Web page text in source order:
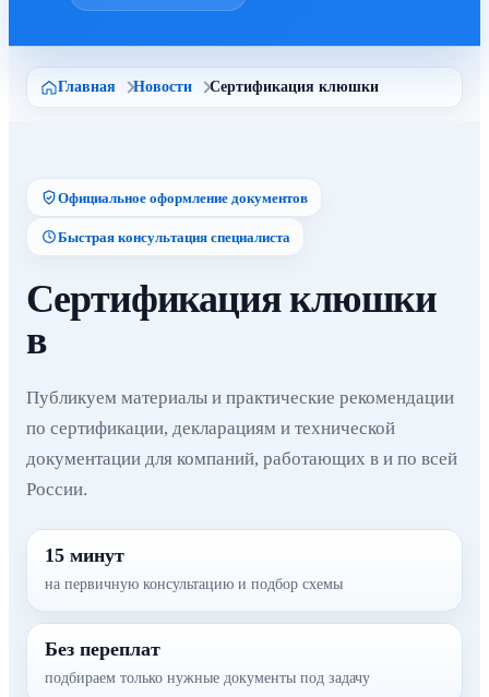
Главная Новости Сертификация клюшки
Официальное оформление документов
Быстрая консультация специалиста
Сертификация клюшки
в
Публикуем материалы и практические рекомендации
по сертификации, декларациям и технической
документации для компаний, работающих в и по всей
России.
15 минут
на первичную консультацию и подбор схемы
Без переплат
подбираем только нужные документы под задачу